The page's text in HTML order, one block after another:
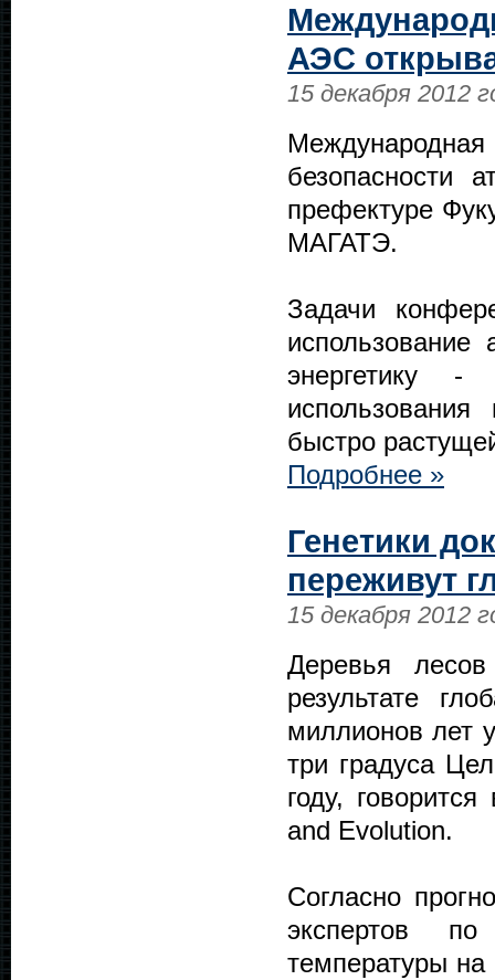
АЭС
15 декабря 2012
Международная
безопасности
префектуре
МАГАТЭ.
Задачи
энергетику
быстро
Подробнее »
Генетики
переживут
15 декабря 2012
Деревья
результате
миллионов лет
три градуса
году,
and Evolution.
Согласно
экспертов
температуры на